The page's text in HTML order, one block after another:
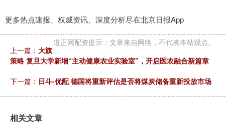
更多热点速报、权威资讯、深度分析尽在北京日报App
道正网配资提示：文章来自网络，不代表本站观点。
上一篇： 大旗
策略 复旦大学新增“主动健康农业实验室”，开启医农融合新篇章
下一篇： 日斗-优配 德国将重新评估是否将煤炭储备重新投放市场
相关文章